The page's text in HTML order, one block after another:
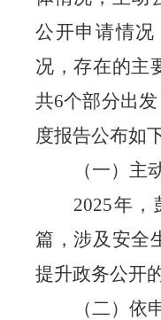
公开申请情
况，存在的主
共6个部分出
度报告公布如下
（一）主
2025年
篇，涉及安全
提升政务公开
（二）依